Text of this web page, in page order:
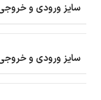
سایز ورودی و
سایز ورودی و